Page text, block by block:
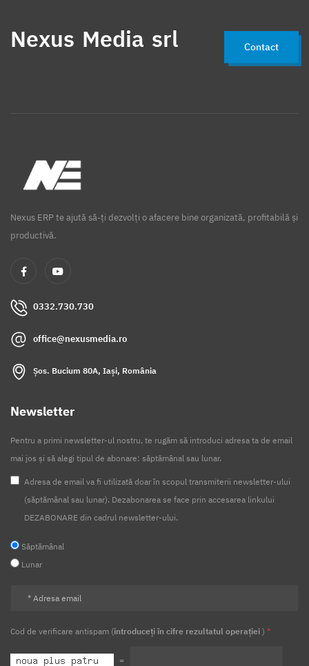
Nexus Media srl Contact
Nexus ERP te ajută să-ți dezvolți o afacere bine organizată, profitabilă și
productivă.
0332.730.730
office@nexusmedia.ro
Șos. Bucium 80A, Iași, România
Newsletter
Pentru a primi newsletter-ul nostru, te rugăm să introduci adresa ta de email
mai jos și să alegi tipul de abonare: săptămânal sau lunar.
Adresa de email va fi utilizată doar în scopul transmiterii newsletter-ului
(săptămânal sau lunar). Dezabonarea se face prin accesarea linkului
DEZABONARE din cadrul newsletter-ului.
Săptămânal
Lunar
Cod de verificare antispam (introduceți în cifre rezultatul operației ) *
=